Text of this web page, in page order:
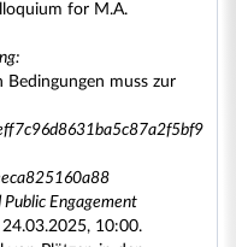
for M.A.
Bedingungen muss zur
Engagement
10:00.